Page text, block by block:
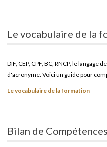
Le vocabulaire de la
DIF, CEP, CPF, BC, RNCP, le
d'acronyme. Voici un guide pour
Le vocabulaire de la formation
Bilan de Compétences